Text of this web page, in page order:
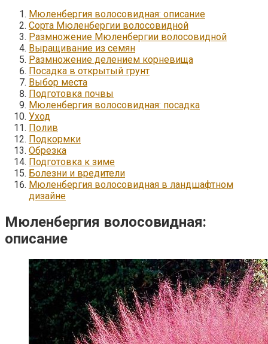
Мюленбергия волосовидная: описание
Сорта Мюленбергии волосовидной
Размножение Мюленбергии волосовидной
Выращивание из семян
Размножение делением корневища
Посадка в открытый грунт
Выбор места
Подготовка почвы
Мюленбергия волосовидная: посадка
Уход
Полив
Подкормки
Обрезка
Подготовка к зиме
Болезни и вредители
Мюленбергия волосовидная в ландшафтном
дизайне
Мюленбергия волосовидная:
описание